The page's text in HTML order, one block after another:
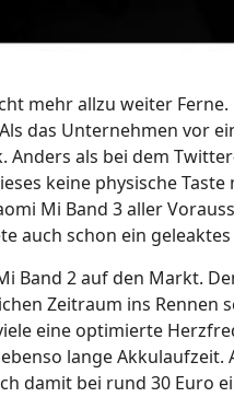
mehr allzu weiter
das Unternehmen vor
Anders als bei dem
keine physische
Mi Band 3 aller
auch schon ein
Band 2 auf den Markt.
Zeitraum ins Rennen
eine optimierte
lange Akkulaufzeit.
damit bei rund 30 Euro